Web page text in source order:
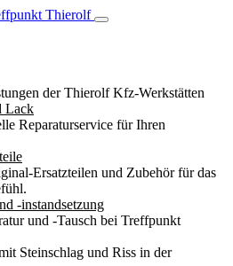
der Thierolf Kfz-Werkstätten
Lack
Reparaturservice für Ihren
Ersatzteilen und Zubehör für das
-instandsetzung
und -Tausch bei Treffpunkt